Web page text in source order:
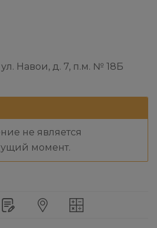
Навои, д. 7, п.м. № 18Б
не является
момент.